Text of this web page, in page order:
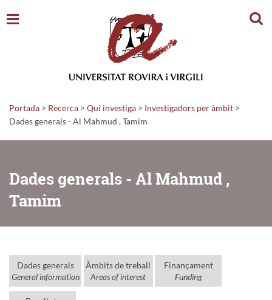
Portada > Recerca > Qui investiga > Investigadors per àmbit >
Dades generals - Al Mahmud , Tamim
Dades generals - Al Mahmud ,
Tamim
Dades generals
General information
Àmbits de treball
Areas of interest
Finançament
Funding